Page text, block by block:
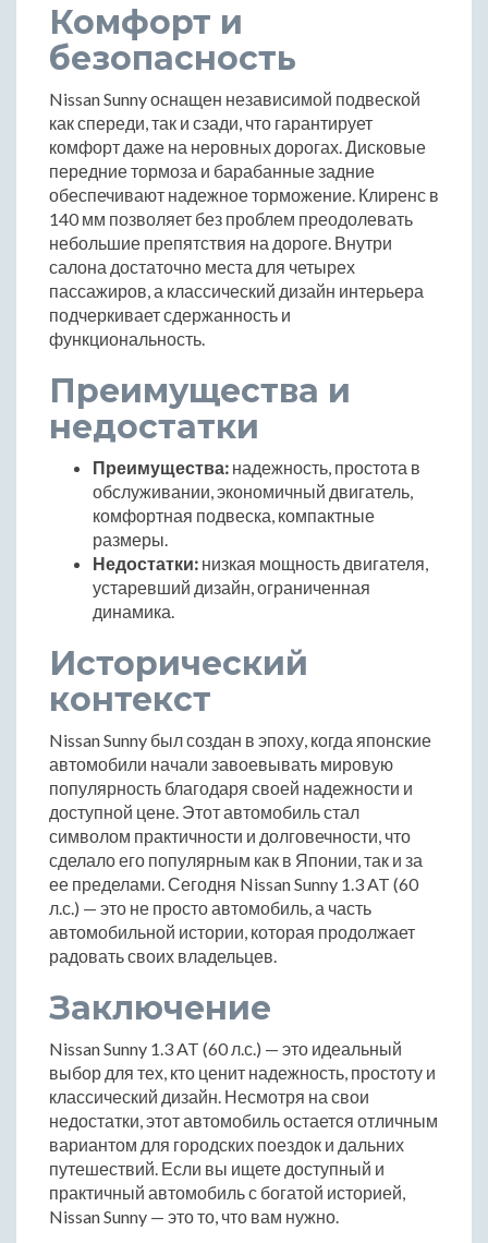
Комфорт и
безопасность
Nissan Sunny оснащен независимой подвеской
как спереди, так и сзади, что гарантирует
комфорт даже на неровных дорогах. Дисковые
передние тормоза и барабанные задние
обеспечивают надежное торможение. Клиренс в
140 мм позволяет без проблем преодолевать
небольшие препятствия на дороге. Внутри
салона достаточно места для четырех
пассажиров, а классический дизайн интерьера
подчеркивает сдержанность и
функциональность.
Преимущества и
недостатки
Преимущества: надежность, простота в
обслуживании, экономичный двигатель,
комфортная подвеска, компактные
размеры.
Недостатки: низкая мощность двигателя,
устаревший дизайн, ограниченная
динамика.
Исторический
контекст
Nissan Sunny был создан в эпоху, когда японские
автомобили начали завоевывать мировую
популярность благодаря своей надежности и
доступной цене. Этот автомобиль стал
символом практичности и долговечности, что
сделало его популярным как в Японии, так и за
ее пределами. Сегодня Nissan Sunny 1.3 AT (60
л.с.) — это не просто автомобиль, а часть
автомобильной истории, которая продолжает
радовать своих владельцев.
Заключение
Nissan Sunny 1.3 AT (60 л.с.) — это идеальный
выбор для тех, кто ценит надежность, простоту и
классический дизайн. Несмотря на свои
недостатки, этот автомобиль остается отличным
вариантом для городских поездок и дальних
путешествий. Если вы ищете доступный и
практичный автомобиль с богатой историей,
Nissan Sunny — это то, что вам нужно.